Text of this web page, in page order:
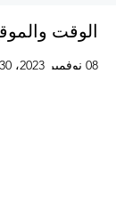
الوقت
08 نوفمبر 2023، 9:30 ص – 3:00 م